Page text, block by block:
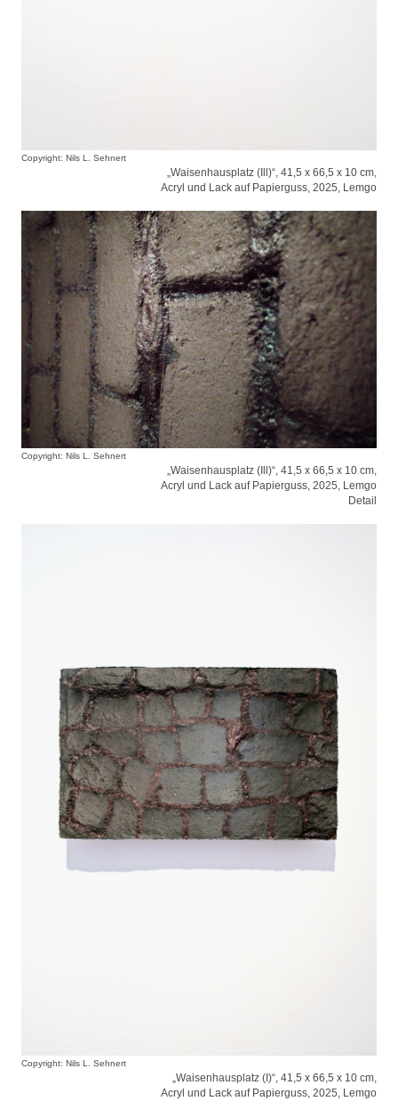
Copyright: Nils L. Sehnert
„Waisenhausplatz (Ill)“, 41,5 x 66,5 x 10 cm,
Acryl und Lack auf Papierguss, 2025, Lemgo
Copyright: Nils L. Sehnert
„Waisenhausplatz (Ill)“, 41,5 x 66,5 x 10 cm,
Acryl und Lack auf Papierguss, 2025, Lemgo
Detail
Copyright: Nils L. Sehnert
„Waisenhausplatz (I)“, 41,5 x 66,5 x 10 cm,
Acryl und Lack auf Papierguss, 2025, Lemgo